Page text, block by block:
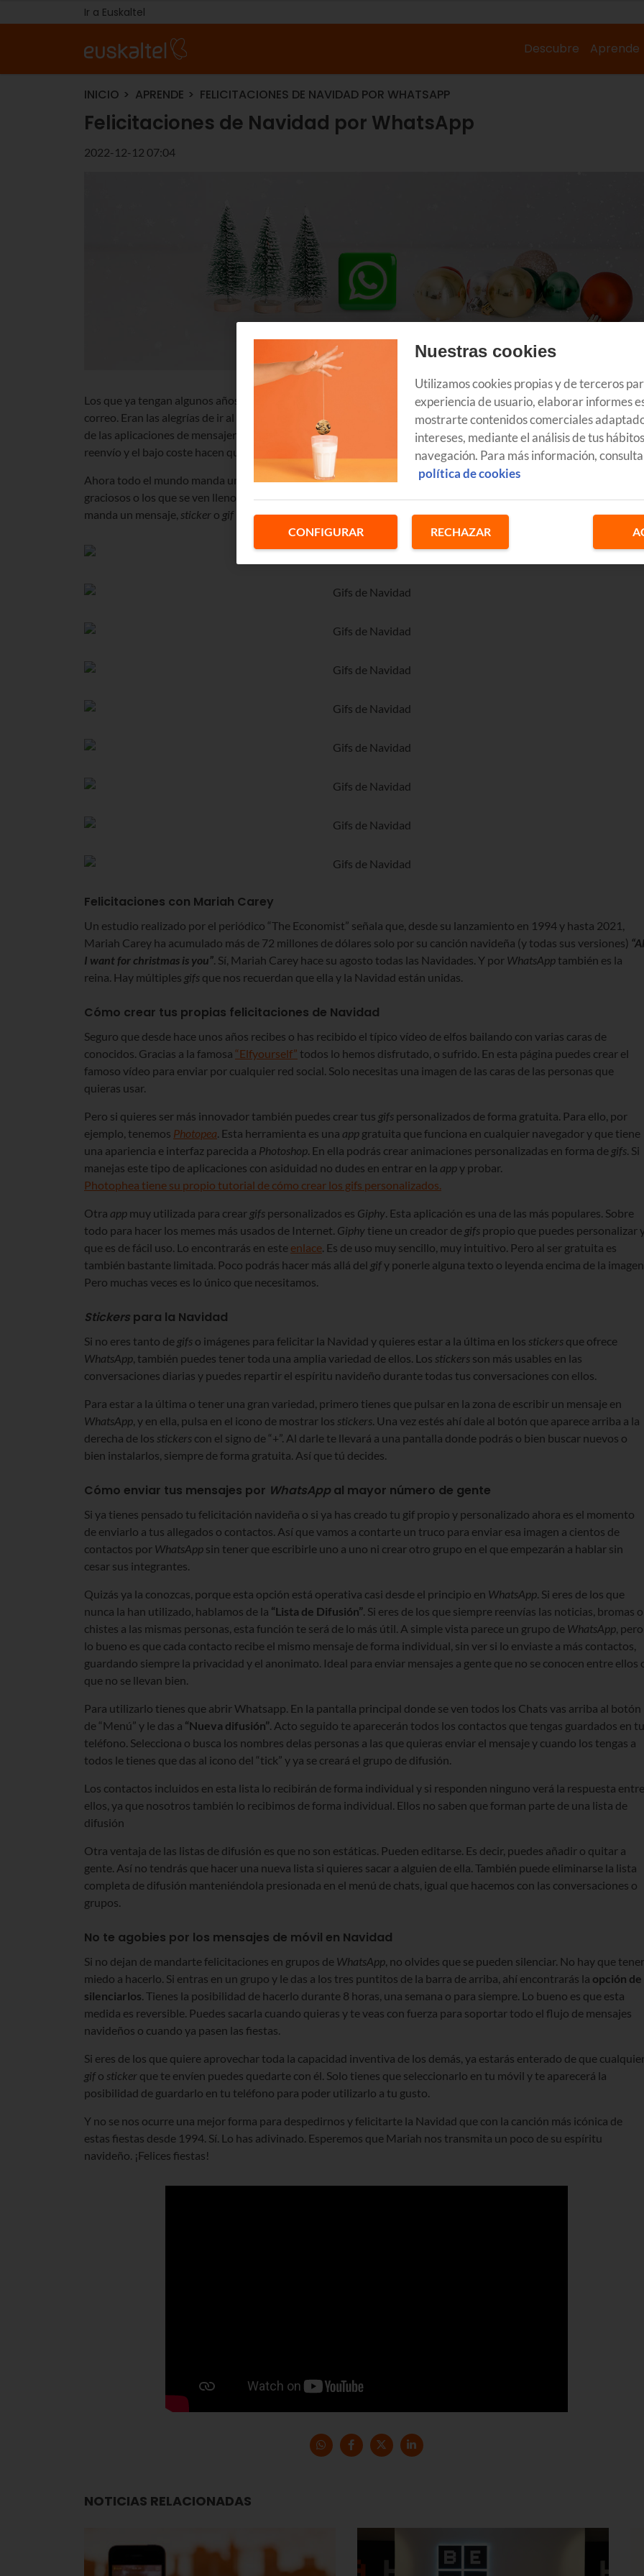
Ir a Euskaltel
Descubre Aprende
INICIO APRENDE FELICITACIONES DE NAVIDAD POR WHATSAPP
Felicitaciones de Navidad por WhatsApp
2022-12-12 07:04
Los que ya tengan algunos años recordarán que por Navidad llegaban a casa varias postales de nuestros amigos
correo. Eran las alegrías de ir al buzón por estas fechas. Las felicitaciones navideñas han evolucionado y la llegada
de las aplicaciones de mensajería instantánea y las redes sociales fueron un punto de inflexión. La facilidad de
reenvío y el bajo coste hacen que todas las Navidades suframos o disfrutemos el bombardeo de mensajes.
Ahora todo el mundo manda un mensaje deWhatsAppfelicitándonos las fiestas. Los hay que intentan ir de
graciosos o los que se ven llenos de amor y las hacen más sentidas o hasta ñoñas. Pero quien más o quien menos
manda un mensaje, sticker o gif para desearnos felices fiestas. Para muestra, un botón.
Felicitaciones con Mariah Carey
Un estudio realizado por el periódico “The Economist” señala que, desde su lanzamiento en 1994 y hasta 2021,
Mariah Carey ha acumulado más de 72 millones de dólares solo por su canción navideña (y todas sus versiones)
I want for christmas is you” . Sí, Mariah Carey hace su agosto todas las Navidades. Y por WhatsApp también es la
reina. Hay múltiples gifs que nos recuerdan que ella y la Navidad están unidas.
Cómo crear tus propias felicitaciones de Navidad
Seguro que desde hace unos años recibes o has recibido el típico vídeo de elfos bailando con varias caras de
conocidos. Gracias a la famosa “Elfyourself” todos lo hemos disfrutado, o sufrido. En esta página puedes crear el
famoso vídeo para enviar por cualquier red social. Solo necesitas una imagen de las caras de las personas que
quieras usar.
Pero si quieres ser más innovador también puedes crear tus gifs personalizados de forma gratuita. Para ello, por
ejemplo, tenemos Photopea . Esta herramienta es una app gratuita que funciona en cualquier navegador y que tiene
una apariencia e interfaz parecida a Photoshop . En ella podrás crear animaciones personalizadas en forma de gifs . Si
manejas este tipo de aplicaciones con asiduidad no dudes en entrar en la appy probar.
Photophea tiene su propio tutorial de cómo crear los gifs personalizados.
Otra app muy utilizada para crear gifs personalizados es Giphy . Esta aplicación es una de las más populares. Sobre
todo para hacer los memes más usados de Internet. Giphy tiene un creador de gifs propio que puedes personalizar
que es de fácil uso. Lo encontrarás en este enlace . Es de uso muy sencillo, muy intuitivo. Pero al ser gratuita es
también bastante limitada. Poco podrás hacer más allá del gify ponerle alguna texto o leyenda encima de la
Pero muchas veces es lo único que necesitamos.
Stickers para la Navidad
Si no eres tanto de gifs o imágenes para felicitar la Navidad y quieres estar a la última en los stickers que ofrece
WhatsApp , también puedes tener toda una amplia variedad de ellos. Los stickers son más usables en las
conversaciones diarias y puedes repartir el espíritu navideño durante todas tus conversaciones con ellos.
Para estar a la última o tener una gran variedad, primero tienes que pulsar en la zona de escribir un mensaje en
WhatsApp , y en ella, pulsa en el icono de mostrar los stickers . Una vez estés ahí dale al botón que aparece arriba a la
derecha de los stickers con el signo de “+”. Al darle te llevará a una pantalla donde podrás o bien buscar nuevos o
bien instalarlos, siempre de forma gratuita. Así que tú decides.
Cómo enviar tus mensajes por WhatsApp al mayor número de gente
Si ya tienes pensado tu felicitación navideña o si ya has creado tu gif propio y personalizado ahora es el momento
de enviarlo a tus allegados o contactos. Así que vamos a contarte un truco para enviar esa imagen a cientos de
contactos por WhatsApp sin tener que escribirle uno a uno ni crear otro grupo en el que empezarán a hablar sin
cesar sus integrantes.
Quizás ya la conozcas, porque esta opción está operativa casi desde el principio en WhatsApp . Si eres de los que
nunca la han utilizado, hablamos de la “Lista de Difusión” . Si eres de los que siempre reenvías las noticias, bromas o
chistes a las mismas personas, esta función te será de lo más útil. A simple vista parece un grupo de WhatsApp , pero
lo bueno es que cada contacto recibe el mismo mensaje de forma individual, sin ver si lo enviaste a más contactos,
guardando siempre la privacidad y el anonimato. Ideal para enviar mensajes a gente que no se conocen entre ellos
que no se llevan bien.
Para utilizarlo tienes que abrir Whatsapp. En la pantalla principal donde se ven todos los Chats vas arriba al botón
de “Menú” y le das a “Nueva difusión” . Acto seguido te aparecerán todos los contactos que tengas guardados en tu
teléfono. Selecciona o busca los nombres delas personas a las que quieras enviar el mensaje y cuando los tengas a
todos le tienes que das al icono del “tick” y ya se creará el grupo de difusión.
Los contactos incluidos en esta lista lo recibirán de forma individual y si responden ninguno verá la respuesta entre
ellos, ya que nosotros también lo recibimos de forma individual. Ellos no saben que forman parte de una lista de
difusión
Otra ventaja de las listas de difusión es que no son estáticas. Pueden editarse. Es decir, puedes añadir o quitar a
gente. Así no tendrás que hacer una nueva lista si quieres sacar a alguien de ella. También puede eliminarse la lista
completa de difusión manteniéndola presionada en el menú de chats, igual que hacemos con las conversaciones o
grupos.
No te agobies por los mensajes de móvil en Navidad
Si no dejan de mandarte felicitaciones en grupos de WhatsApp , no olvides que se pueden silenciar. No hay que tener
miedo a hacerlo. Si entras en un grupo y le das a los tres puntitos de la barra de arriba, ahí encontrarás la opción de
silenciarlos . Tienes la posibilidad de hacerlo durante 8 horas, una semana o para siempre. Lo bueno es que esta
medida es reversible. Puedes sacarla cuando quieras y te veas con fuerza para soportar todo el flujo de mensajes
navideños o cuando ya pasen las fiestas.
Si eres de los que quiere aprovechar toda la capacidad inventiva de los demás, ya estarás enterado de que
gif o sticker que te envíen puedes quedarte con él. Solo tienes que seleccionarlo en tu móvil y te aparecerá la
posibilidad de guardarlo en tu teléfono para poder utilizarlo a tu gusto.
Y no se nos ocurre una mejor forma para despedirnos y felicitarte la Navidad que con la canción más icónica de
estas fiestas desde 1994. Sí. Lo has adivinado. Esperemos que Mariah nos transmita un poco de su espíritu
navideño. ¡Felices fiestas!
NOTICIAS RELACIONADAS
Nuestras cookies
Utilizamos cookies propias y de terceros
experiencia de usuario, elaborar informes
mostrarte contenidos comerciales
intereses, mediante el análisis de tus
navegación. Para más información,
política de cookies
CONFIGURAR RECHAZAR